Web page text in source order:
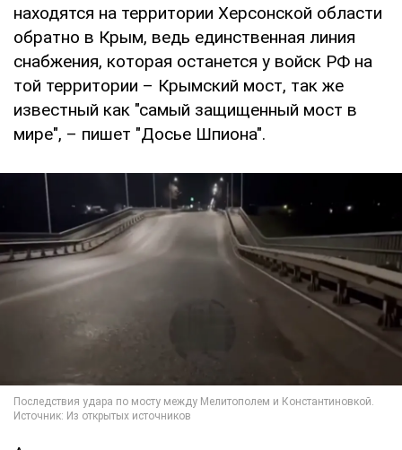
находятся на территории Херсонской области
обратно в Крым, ведь единственная линия
снабжения, которая останется у войск РФ на
той территории – Крымский мост, так же
известный как "самый защищенный мост в
мире", – пишет "Досье Шпиона".